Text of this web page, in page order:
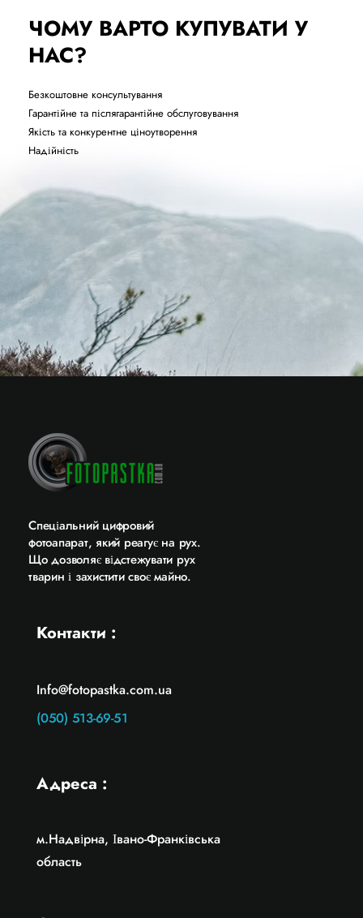
ЧОМУ ВАРТО КУПУВАТИ У
НАС?
Безкоштовне консультування
Гарантійне та післягарантійне обслуговування
Якість та конкурентне ціноутворення
Надійність
Cпеціальний цифровий
фотоапарат, який реагує на рух.
Що дозволяє відстежувати рух
тварин і захистити своє майно.
Контакти :
Info@fotopastka.com.ua
(050) 513-69-51
Адреса :
м.Надвірна, Івано-Франківська
область